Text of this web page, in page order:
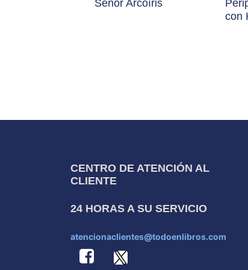
Señor Arcoíris
con
CENTRO DE ATENCIÓN AL
CLIENTE
24 HORAS A SU SERVICIO
atencionaclientes@todoenlibros.com